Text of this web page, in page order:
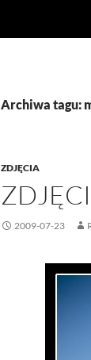
Archiwa tagu:
ZDJĘCIA
2009-07-23